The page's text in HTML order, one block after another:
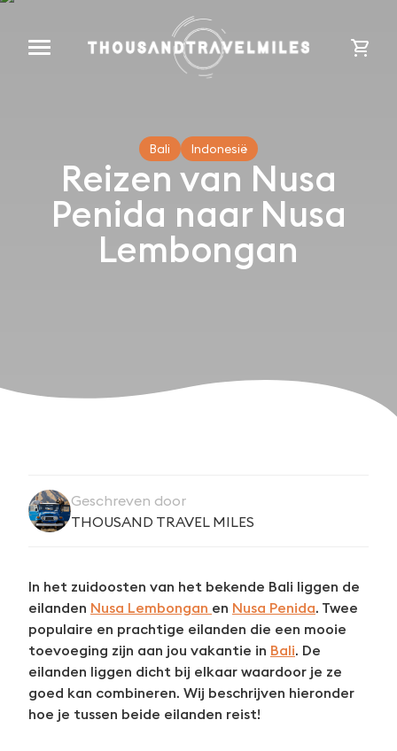
cart
Bali Indonesië
Reizen van Nusa
Penida naar Nusa
Lembongan
Geschreven door
THOUSAND TRAVEL MILES
In het zuidoosten van het bekende Bali liggen de
eilanden Nusa Lembongan en Nusa Penida. Twee
populaire en prachtige eilanden die een mooie
toevoeging zijn aan jou vakantie in Bali. De
eilanden liggen dicht bij elkaar waardoor je ze
goed kan combineren. Wij beschrijven hieronder
hoe je tussen beide eilanden reist!